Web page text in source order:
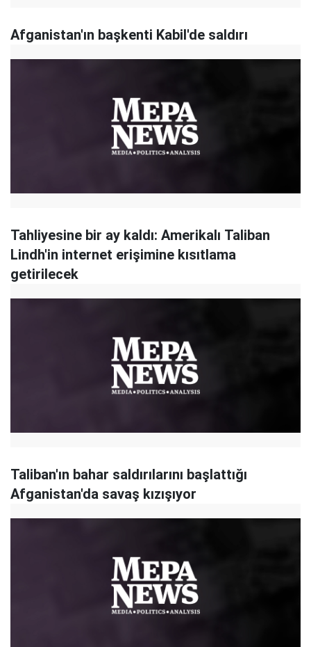
Afganistan'ın başkenti Kabil'de saldırı
Tahliyesine bir ay kaldı: Amerikalı Taliban
Lindh'in internet erişimine kısıtlama
getirilecek
Taliban'ın bahar saldırılarını başlattığı
Afganistan'da savaş kızışıyor